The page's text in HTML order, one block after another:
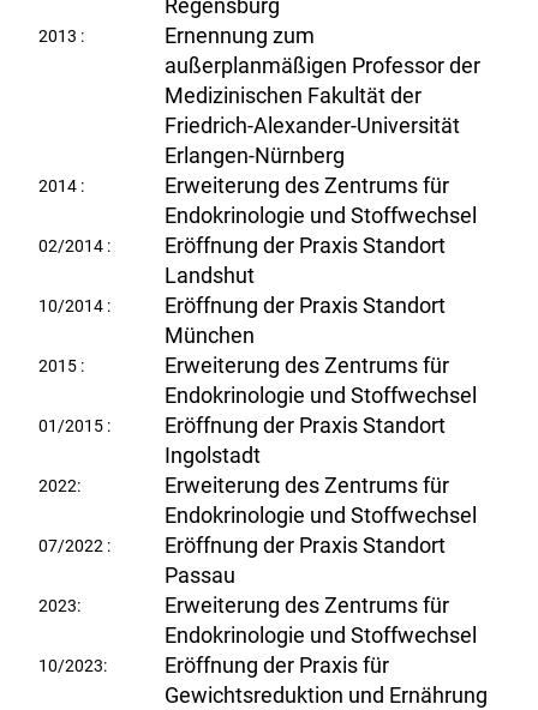
Regensburg
2013 :
Ernennung zum
außerplanmäßigen Professor der
Medizinischen Fakultät der
Friedrich-Alexander-Universität
Erlangen-Nürnberg
2014 :
Erweiterung des Zentrums für
Endokrinologie und Stoffwechsel
02/2014 :
Eröffnung der Praxis Standort
Landshut
10/2014 :
Eröffnung der Praxis Standort
München
2015 :
Erweiterung des Zentrums für
Endokrinologie und Stoffwechsel
01/2015 :
Eröffnung der Praxis Standort
Ingolstadt
2022:
Erweiterung des Zentrums für
Endokrinologie und Stoffwechsel
07/2022 :
Eröffnung der Praxis Standort
Passau
2023:
Erweiterung des Zentrums für
Endokrinologie und Stoffwechsel
10/2023:
Eröffnung der Praxis für
Gewichtsreduktion und Ernährung